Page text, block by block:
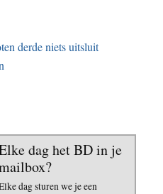
derde niets uitsluit
dag het BD in je
dag sturen we je een